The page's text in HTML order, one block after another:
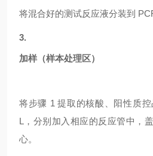
将混合好的测试反应液分装到
3.
加样（样本处理区）
将步骤 1 提取的核酸、阳性质
L，分别加入相应的反应管中，
心。